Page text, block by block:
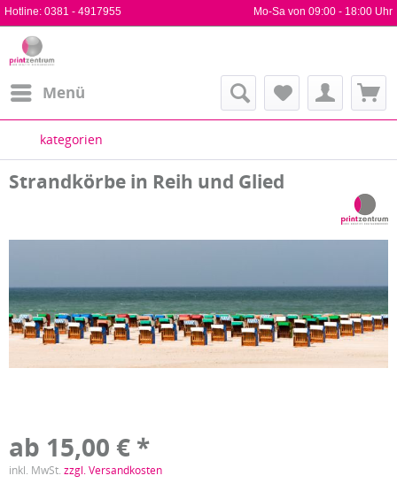
Hotline: 0381 - 4917955 Mo-Sa von 09:00 - 18:00 Uhr
Menü
kategorien
Strandkörbe in Reih und Glied
ab 15,00 € *
inkl. MwSt. zzgl. Versandkosten